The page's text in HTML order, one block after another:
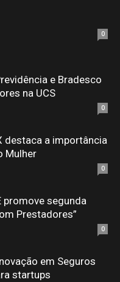
0
e Bradesco
na UCS
0
destaca a importância
Mulher
0
promove segunda
Prestadores”
0
em Seguros
startups